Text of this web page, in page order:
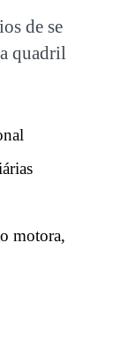
de se
quadril
motora,